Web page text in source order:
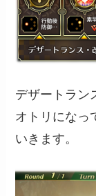
デザートラン
オトリになっ
いきます。